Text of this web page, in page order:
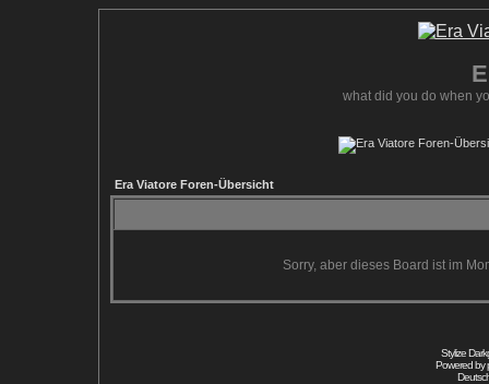
what did you do when
Era Viatore Foren-Übersicht
Sorry, aber dieses Board ist im
Stylize
Powered by